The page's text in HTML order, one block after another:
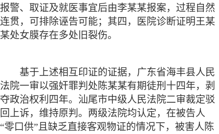
报警、取证及就医事宜后由李某某报案，过程自然
连贯，可排除诬告可能；其四，医院诊断证明王某
某处女膜存在多处旧裂伤。
基于上述相互印证的证据，广东省海丰县人民
法院一审以强奸罪判处陈某某有期徒刑十四年，剥
夺政治权利四年。汕尾市中级人民法院二审裁定驳
回上诉，维持原判。两级法院均认定，在被告人
“零口供”且缺乏直接客观物证的情况下，被害人陈